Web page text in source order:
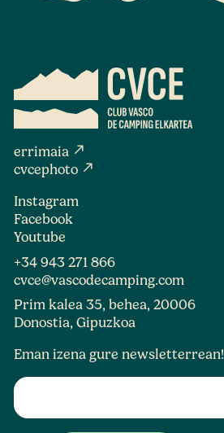
errimaia north_east
cvcephoto north_east
Instagram
Facebook
Youtube
+34 943 271 866
cvce@vascodecamping.com
Prim kalea 35, behea, 20006
Donostia, Gipuzkoa
Eman izena gure newsletterrean!